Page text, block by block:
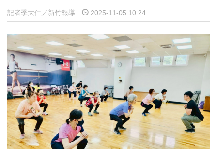
記者季大仁／新竹報導 2025-11-05 10:24